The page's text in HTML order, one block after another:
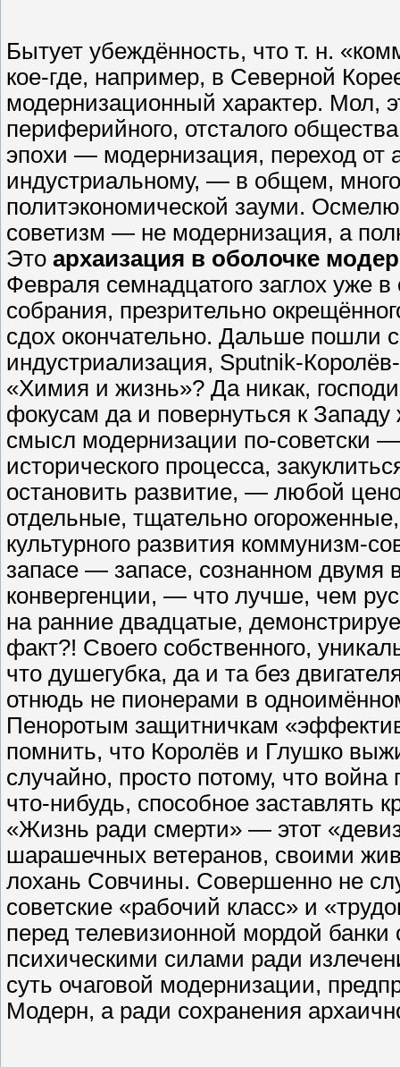
Бытует убеждённость, что т. н.
кое-где, например, в Северной
модернизационный характер. Мол,
периферийного, отсталого
эпохи — модернизация, переход от
индустриальному, — в общем,
политэкономической зауми.
советизм — не модернизация, а
Это архаизация в оболочке
Февраля семнадцатого заглох уже
собрания, презрительно
сдох окончательно. Дальше пошли
индустриализация, Sputnik-
«Химия и жизнь»? Да никак,
фокусам да и повернуться к
смысл модернизации по-советски
исторического процесса,
остановить развитие, — любой
отдельные, тщательно
культурного развития коммунизм-
запасе — запасе, сознанном двумя
конвергенции, — что лучше, чем
на ранние двадцатые,
факт?! Своего собственного,
что душегубка, да и та без
отнюдь не пионерами в
Пеноротым защитничкам
помнить, что Королёв и Глушко
случайно, просто потому, что
что-нибудь, способное заставлять
«Жизнь ради смерти» — этот
шарашечных ветеранов, своими
лохань Совчины. Совершенно не
советские «рабочий класс» и
перед телевизионной мордой
психическими силами ради
суть очаговой модернизации,
Модерн, а ради сохранения